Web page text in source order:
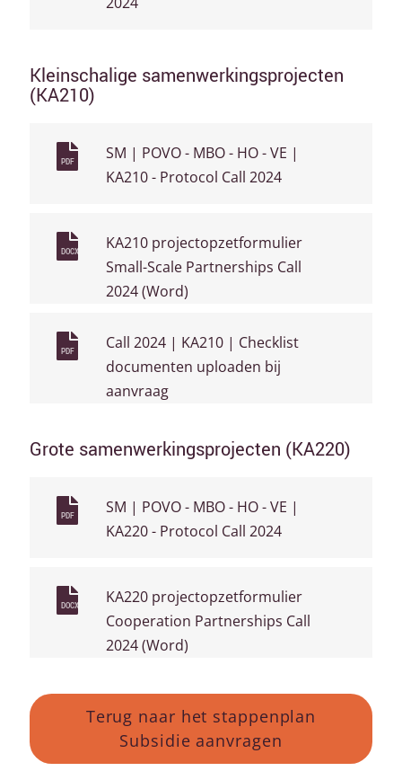
Kleinschalige samenwerkingsprojecten
(KA210)
PDF
SM | POVO - MBO - HO - VE |
KA210 - Protocol Call 2024
DOCX
KA210 projectopzetformulier
Small-Scale Partnerships Call
2024 (Word)
PDF
Call 2024 | KA210 | Checklist
documenten uploaden bij
aanvraag
Grote samenwerkingsprojecten (KA220)
PDF
SM | POVO - MBO - HO - VE |
KA220 - Protocol Call 2024
DOCX
KA220 projectopzetformulier
Cooperation Partnerships Call
2024 (Word)
Terug naar het stappenplan
Subsidie aanvragen